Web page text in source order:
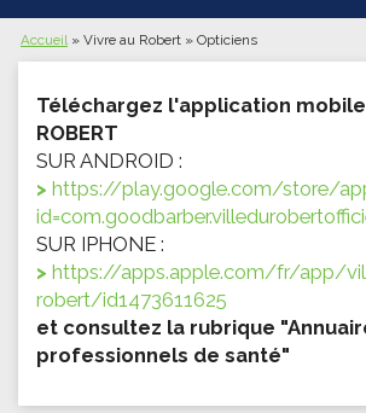
Vous êtes ici
Accueil » Vivre au Robert » Opticiens
Téléchargez l'application mobile
ROBERT
SUR ANDROID :
https://play.google.com/store/
SUR IPHONE :
https://apps.apple.com/fr/app/
robert/id1473611625
et consultez la rubrique
professionnels de santé"